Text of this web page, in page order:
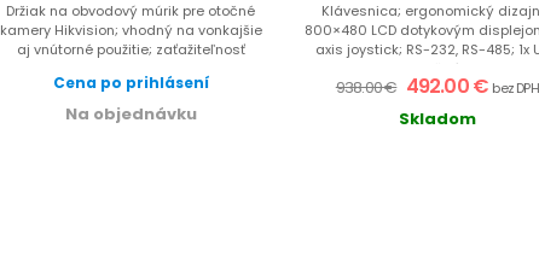
Držiak na obvodový múrik pre otočné
kamery Hikvision; vhodný na vonkajšie
aj vnútorné použitie; zaťažiteľnosť
Cena po prihlásení
Na objednávku
Klávesnica; ergonomický
800×480 LCD dotykovým
axis joystick; RS-232, RS-485; 1x
2.0; živý...
938.00 € 492.00 € bez DPH
Skladom